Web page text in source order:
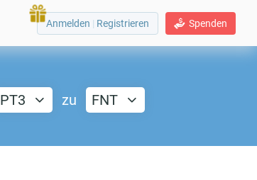
Spenden
Anmelden | Registrieren
PT3 zu FNT